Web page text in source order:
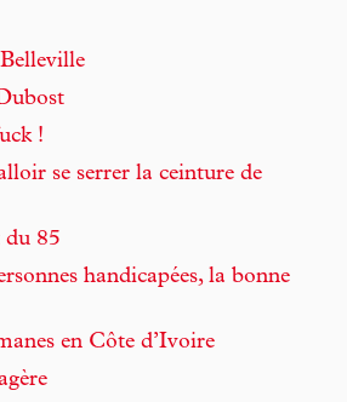
!
se serrer la ceinture de
du 85
handicapées, la bonne
en Côte d’Ivoire